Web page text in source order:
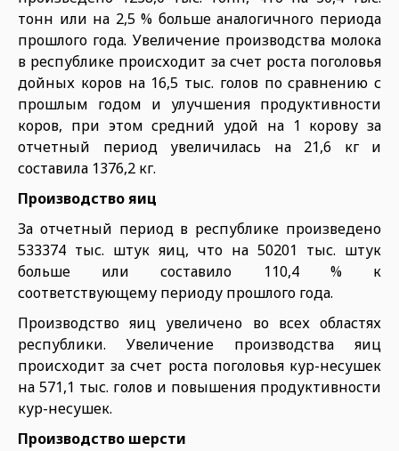
тонн или на 2,5 % больше аналогичного периода
прошлого года. Увеличение производства молока
в республике происходит за счет роста поголовья
дойных коров на 16,5 тыс. голов по сравнению с
прошлым годом и улучшения продуктивности
коров, при этом средний удой на 1 корову за
отчетный период увеличилась на 21,6 кг и
составила 1376,2 кг.
Производство яиц
За отчетный период в республике произведено
533374 тыс. штук яиц, что на 50201 тыс. штук
больше или составило 110,4 % к
соответствующему периоду прошлого года.
Производство яиц увеличено во всех областях
республики. Увеличение производства яиц
происходит за счет роста поголовья кур-несушек
на 571,1 тыс. голов и повышения продуктивности
кур-несушек.
Производство шерсти